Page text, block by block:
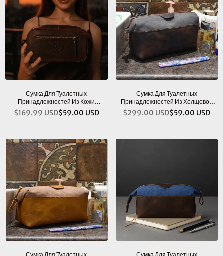
Сумка Для Туалетных
Принадлежностей Из Кожи
Segovia, Темно-Коричневого
Цвета.Обычная
$169.99 USD$59.00 USD
Сумка Для Туалетных
Принадлежностей Из Холщовой
Кожи Valencia, Винтажный
Коричневый Цвет
Обычная
$299.00 USD$59.00 USD
Сумка Для Туалетных
Сумка Для Туалетных